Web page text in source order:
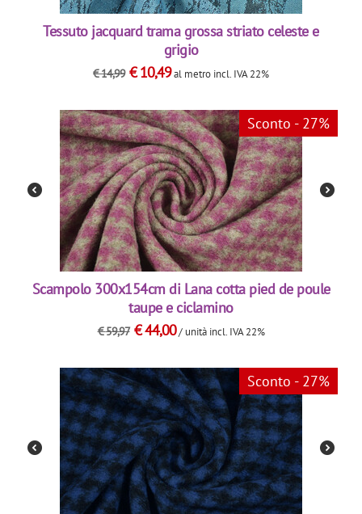
Tessuto jacquard trama grossa striato celeste e
grigio
€14,99 €10,49al metro incl. IVA 22%
Sconto - 27%
Scampolo 300x154cm di Lana cotta pied de poule
taupe e ciclamino
€59,97 €44,00 / unità incl. IVA 22%
Sconto - 27%